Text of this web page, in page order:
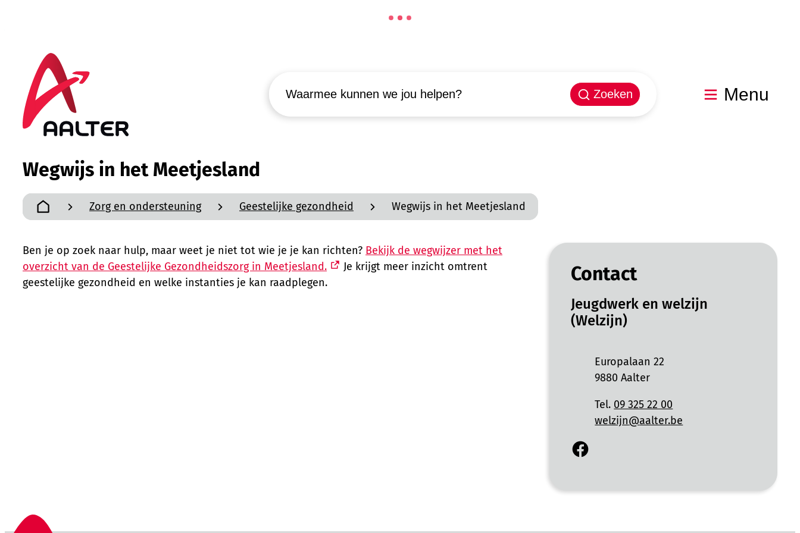
Aalter
Zoeken
Menu
Wegwijs in het Meetjesland
Startpagina
Zorg en ondersteuning Geestelijke gezondheid Wegwijs in het Meetjesland
Ben je op zoek naar hulp, maar weet je niet tot wie je je kan richten? Bekijk de wegwijzer met het
overzicht van de Geestelijke Gezondheidszorg in Meetjesland.
Je krijgt meer inzicht omtrent
geestelijke gezondheid en welke instanties je kan raadplegen.
Contact
Jeugdwerk en welzijn
(Welzijn)
AdresEuropalaan 22
,9880 Aalter
09 325 22 00
E-mailwelzijn@aalter.be
Facebook